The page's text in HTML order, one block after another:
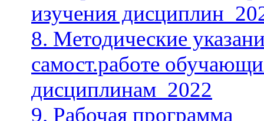
изучения
8. Методические
самост.работе
дисциплинам_2022
9. Рабочая программа